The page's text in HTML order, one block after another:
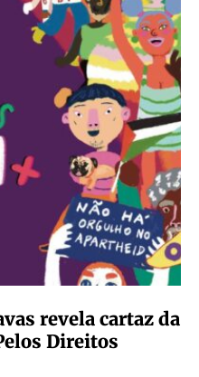
revela cartaz da
Direitos